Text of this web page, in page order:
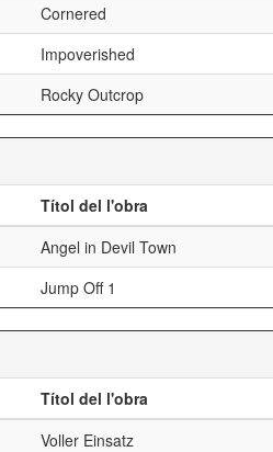
Cornered
Impoverished
Rocky Outcrop
Títol del l'obra
Angel in Devil Town
Jump Off 1
Títol del l'obra
Voller Einsatz